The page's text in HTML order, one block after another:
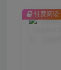
付费阅读